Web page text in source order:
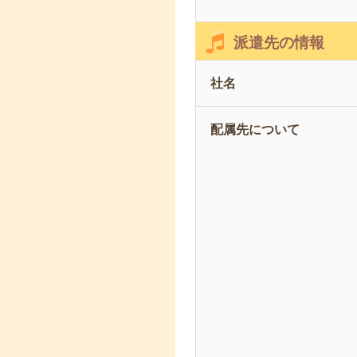
派遣先の情報
社名
配属先について